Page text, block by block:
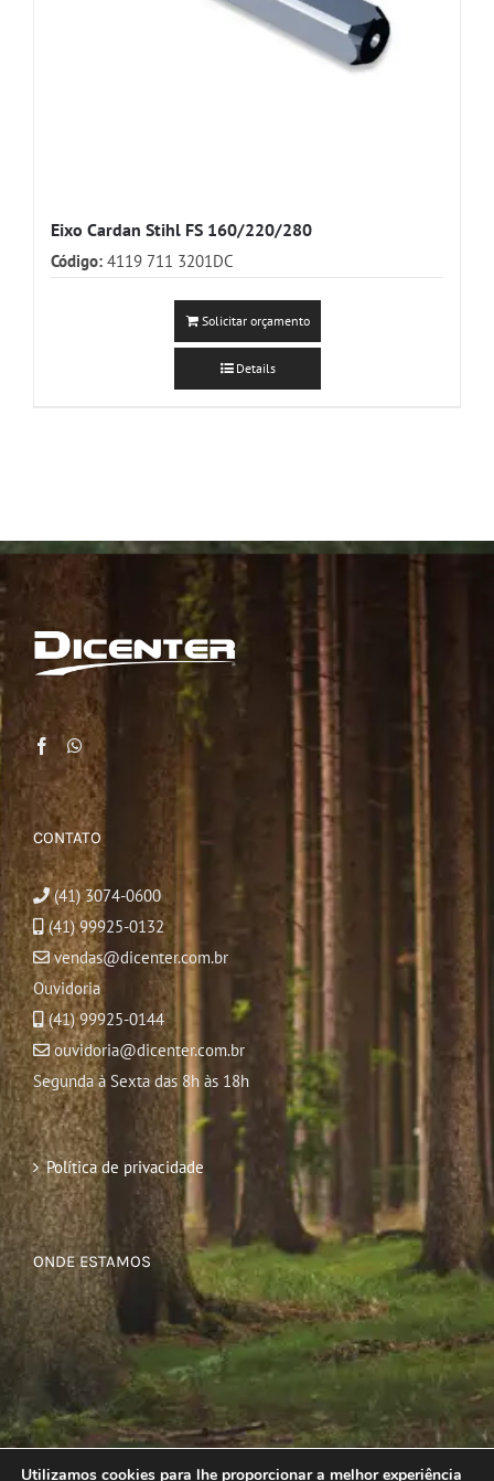
Eixo Cardan Stihl FS 160/220/280
Código: 4119 711 3201DC
Solicitar orçamento
Details
CONTATO
(41) 3074-0600
(41) 99925-0132
vendas@dicenter.com.br
Ouvidoria
(41) 99925-0144
ouvidoria@dicenter.com.br
Segunda à Sexta das 8h às 18h
Política de privacidade
ONDE ESTAMOS
Utilizamos cookies para lhe proporcionar a melhor experiência